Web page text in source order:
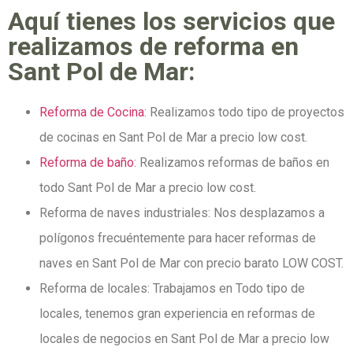
Aquí tienes los servicios que
realizamos de reforma en
Sant Pol de Mar:
Reforma de Cocina: Realizamos todo tipo de proyectos
de cocinas en Sant Pol de Mar a precio low cost.
Reforma de baño: Realizamos reformas de baños en
todo Sant Pol de Mar a precio low cost.
Reforma de naves industriales: Nos desplazamos a
polígonos frecuéntemente para hacer reformas de
naves en Sant Pol de Mar con precio barato LOW COST.
Reforma de locales: Trabajamos en Todo tipo de
locales, tenemos gran experiencia en reformas de
locales de negocios en Sant Pol de Mar a precio low